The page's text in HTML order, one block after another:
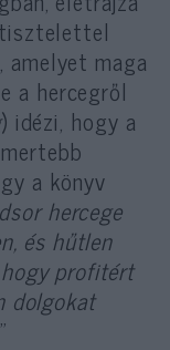
maga
a hercegről
) idézi, hogy a
a könyv
hercege
és hűtlen
profitért
dolgokat
”